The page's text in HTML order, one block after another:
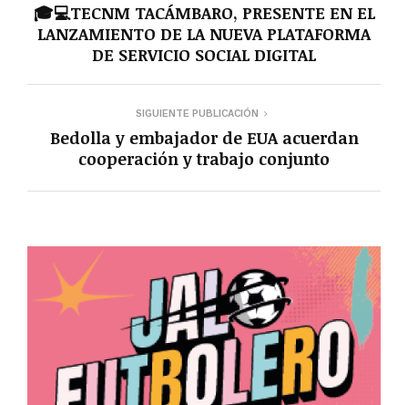
🎓💻TECNM TACÁMBARO, PRESENTE EN EL
LANZAMIENTO DE LA NUEVA PLATAFORMA
DE SERVICIO SOCIAL DIGITAL
SIGUIENTE PUBLICACIÓN
Bedolla y embajador de EUA acuerdan
cooperación y trabajo conjunto